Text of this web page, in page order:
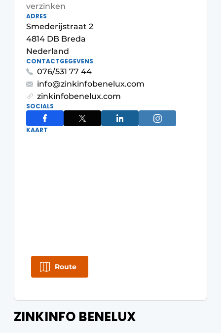
Privacy / Cookie statement
Vacature aanmelden
Video’s
ZINKINFO BENELUX
verzinken
ADRES
Smederijstraat 2
4814 DB Breda
Nederland
CONTACTGEGEVENS
076/531 77 44
info@zinkinfobenelux.com
zinkinfobenelux.com
SOCIALS
KAART
Route